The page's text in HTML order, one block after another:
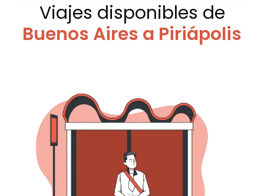
Viajes disponibles de
Buenos Aires a Piriápolis